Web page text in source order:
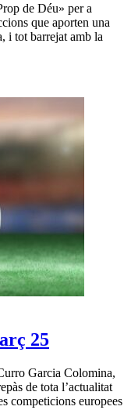
de Déu» per a
que aporten una
i tot barrejat amb la
25
Garcia Colomina,
de tota l’actualitat
competicions europees